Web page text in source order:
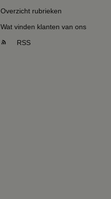
Overzicht rubrieken
Wat vinden klanten van ons
RSS